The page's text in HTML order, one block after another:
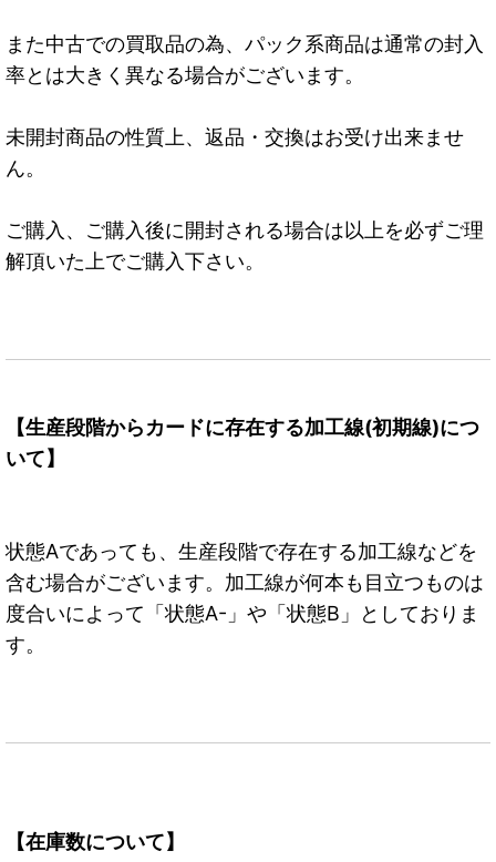
また中古での買取品の為、パック系商品は通常の封入
率とは大きく異なる場合がございます。
未開封商品の性質上、返品・交換はお受け出来ませ
ん。
ご購入、ご購入後に開封される場合は以上を必ずご理
解頂いた上でご購入下さい。
【生産段階からカードに存在する加工線(初期線)につ
いて】
状態Aであっても、生産段階で存在する加工線などを
含む場合がございます。加工線が何本も目立つものは
度合いによって「状態A-」や「状態B」としておりま
す。
【在庫数について】